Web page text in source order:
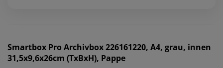
Smartbox Pro Archivbox 226161220, A4, grau, innen
31,5x9,6x26cm (TxBxH), Pappe